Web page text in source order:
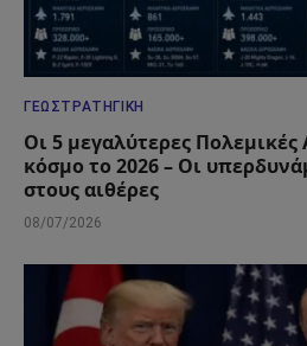
ΓΕΩΣΤΡΑΤΗΓΙΚΉ
Οι 5 μεγαλύτερες Πολεμικές
κόσμο το 2026 – Οι
στους αιθέρες
08/07/2026